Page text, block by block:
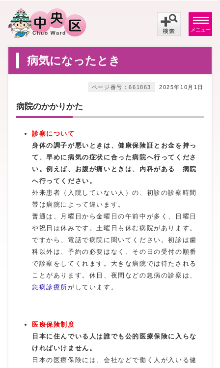
メニュー
病気になったとき
2025年10月1日
ページ番号：661863
病院のかかりかた
診察について
身体の調子が悪いときは、健康保険証とお金を持っ
て、早めに病気の症状に合った病院へ行ってくださ
い。例えば、お腹が痛いときは、内科がある 病院
へ行ってください。
外来患者（入院していない人）の、初診の診察時間
帯は病院によって違います。
普通は、月曜日から金曜日の午前中が多く、日曜日
や祝日は休みです。土曜日も休む病院があります。
ですから、電話で病院に聞いてください。初診は歯
科以外は、予約の必要はなく、その日の受付の順番
で診察をしてくれます。大きな病院では待たされる
ことがあります。休日、夜間などの急病の診察は、
急病診療所がしています。
医療保険制度
日本に住んでいる人は誰でも公的医療保険に入らな
ければいけません。
日本の医療保険には、会社などで働く人が入いる健